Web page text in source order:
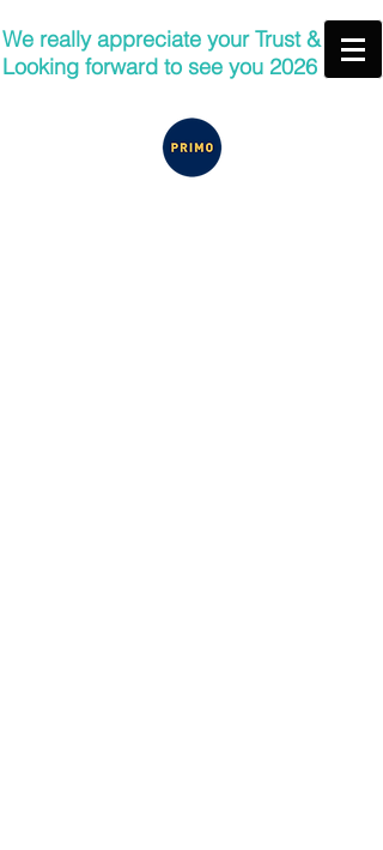
We really appreciate your Trust &
Looking forward to see you 2026